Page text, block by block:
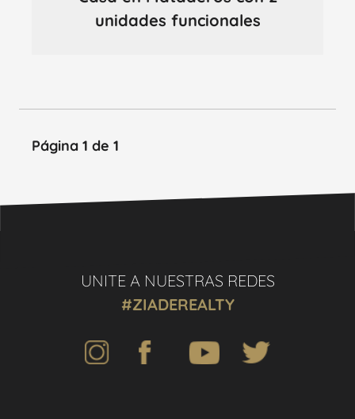
unidades funcionales
Página 1 de 1
UNITE A NUESTRAS REDES
#ZIADEREALTY